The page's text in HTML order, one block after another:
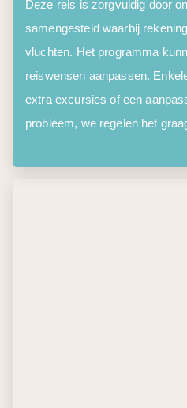
Deze reis is zorgvuldig door
samengesteld waarbij
vluchten. Het programma
reiswensen aanpassen.
extra excursies of een
probleem, we regelen het